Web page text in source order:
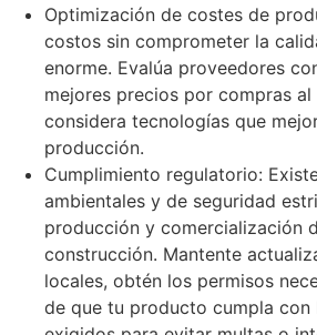
Optimización de costes de
costos sin comprometer la
enorme. Evalúa proveedores
mejores precios por compras
considera tecnologías que
producción.
Cumplimiento regulatorio:
ambientales y de seguridad
producción y comercialización
construcción. Mantente
locales, obtén los permisos
de que tu producto cumpla con